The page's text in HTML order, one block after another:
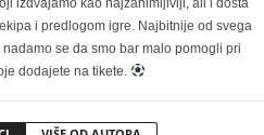
i predlogom igre. Najbitnije od svega
se da smo bar malo pomogli pri
dodajete na tikete.